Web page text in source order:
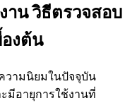
าน วิธีตรวจสอบ
งต้น
วามนิยมในปัจจุบัน
มีอายุการใช้งานที่